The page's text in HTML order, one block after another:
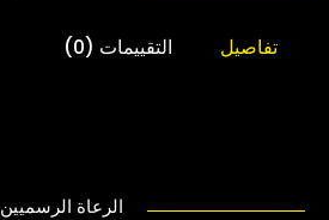
تفاصيل التقييمات (0)
الرعاة الرسميين